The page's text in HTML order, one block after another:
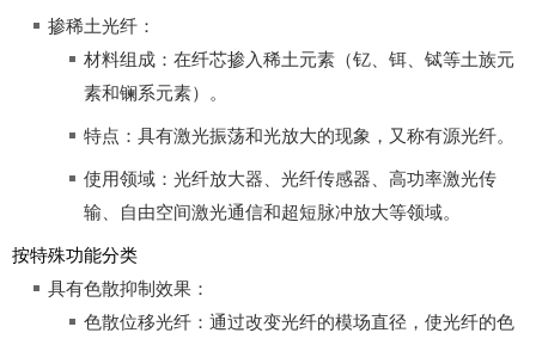
掺稀土光纤：
材料组成：在纤芯掺入稀土元素（钇、铒、铽等土族元
素和镧系元素）。
特点：具有激光振荡和光放大的现象，又称有源光纤。
使用领域：光纤放大器、光纤传感器、高功率激光传
输、自由空间激光通信和超短脉冲放大等领域。
按特殊功能分类
具有色散抑制效果：
色散位移光纤：通过改变光纤的模场直径，使光纤的色